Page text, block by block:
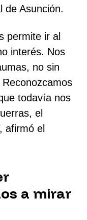
de Asunción.
permite ir al
interés. Nos
no sin
todavía nos
el
afirmó el
a mirar